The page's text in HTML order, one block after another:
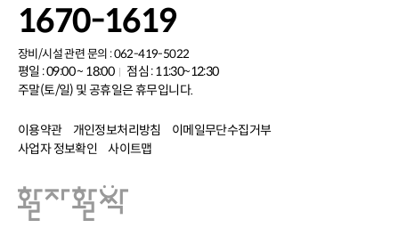
1670-1619
장비/시설 관련 문의 : 062-419-5022
평일 : 09:00 ~ 18:00
점심 : 11:30~12:30
주말(토/일) 및 공휴일은 휴무입니다.
이용약관 개인정보처리방침
이메일무단수집거부
사업자 정보확인
사이트맵